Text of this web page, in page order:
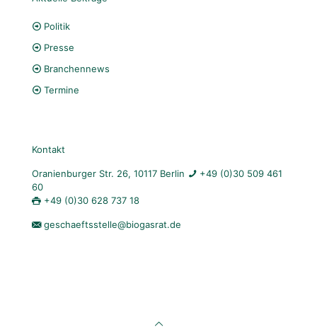
Politik
Presse
Branchennews
Termine
Kontakt
Oranienburger Str. 26, 10117 Berlin
+49 (0)30 509 461
60
+49 (0)30 628 737 18
geschaeftsstelle@biogasrat.de